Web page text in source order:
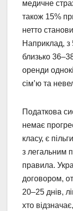
медичне
також 15%
нетто
Наприклад, з
близько
оренди
сім’ю та
Податкова
немає
класу, є
з легальним
правила.
договором,
20–25 днів,
хто